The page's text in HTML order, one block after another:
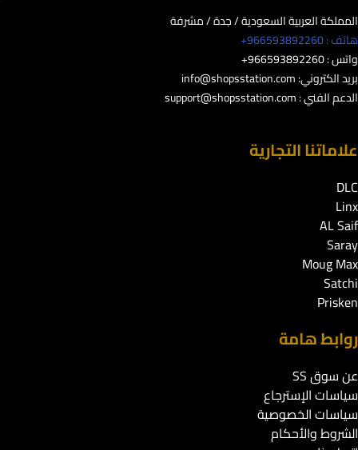
المملكة العربية السعودية / جدة / مشرفة
هاتف : 966593892260+
واتس : 966593892260+
بريد الكتروني:info@shopsstation.com
الدعم الفني :support@shopsstation.com
علاماتنا التجارية
DLC
Linx
AL Saif
Saray
Moug Max
Satchi
Prisken
روابط هامة
عن سوق SS
سياسات الإسترجاع
سياسات الخصوصية
الشروط والأحكام